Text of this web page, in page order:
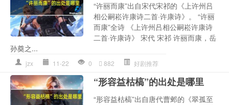
“许丽而康”出自宋代宋祁的《上许州吕
相公嗣崧许康诗二首·许康诗》。 “许丽
而康”全诗 《上许州吕相公嗣崧许康诗
二首·许康诗》 宋代 宋祁 许丽而康，岳
孙奠之...
jzx 11-22 0 882 好剧推荐
“形容益枯槁”的出处是哪里
“形容益枯槁”出自唐代曹邺的《翠孤至